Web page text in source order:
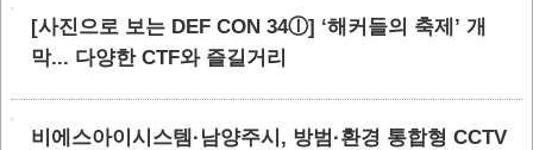
[사진으로 보는 DEF CON 34ⓛ] ‘해커들의 축제’ 개
막... 다양한 CTF와 즐길거리
비에스아이시스템·남양주시, 방범·환경 통합형 CCTV